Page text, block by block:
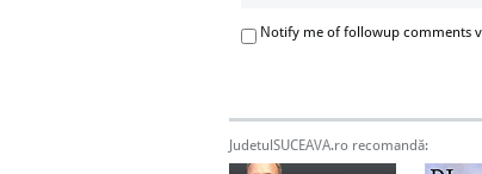
Notify me of followup comments
JudetulSUCEAVA.ro recomandă: